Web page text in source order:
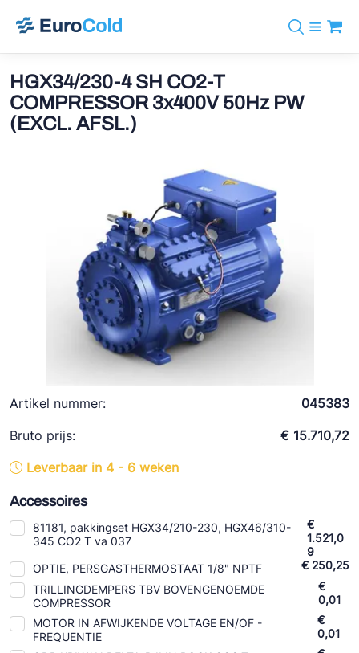
info@eurocold.nl
EN
Merken
BOCK
Castel
REFFLEX®
Johnson Controls
Doucette Industries
ESK Schultze
TEKLAB
Koudemiddelen
Diensten
Downloads
Nieuws
HGX34/230-4 SH CO2-T
COMPRESSOR 3x400V 50Hz PW
(EXCL. AFSL.)
Artikel nummer:
045383
Bruto prijs:
€ 15.710,72
Leverbaar in 4 - 6 weken
Accessoires
81181, pakkingset HGX34/210-230, HGX46/310-
345 CO2 T va 037
€
1.521,0
9
OPTIE, PERSGASTHERMOSTAAT 1/8" NPTF
€ 250,25
TRILLINGDEMPERS TBV BOVENGENOEMDE
COMPRESSOR
€
0,01
MOTOR IN AFWIJKENDE VOLTAGE EN/OF -
FREQUENTIE
€
0,01